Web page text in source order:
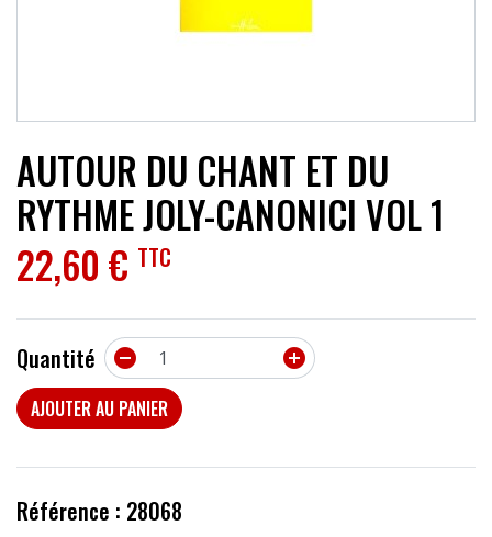
AUTOUR DU CHANT ET DU
RYTHME JOLY-CANONICI VOL 1
22,60 € TTC
Quantité 

AJOUTER AU PANIER
Référence : 28068
ACCESSOIRES
PROMOTIONS